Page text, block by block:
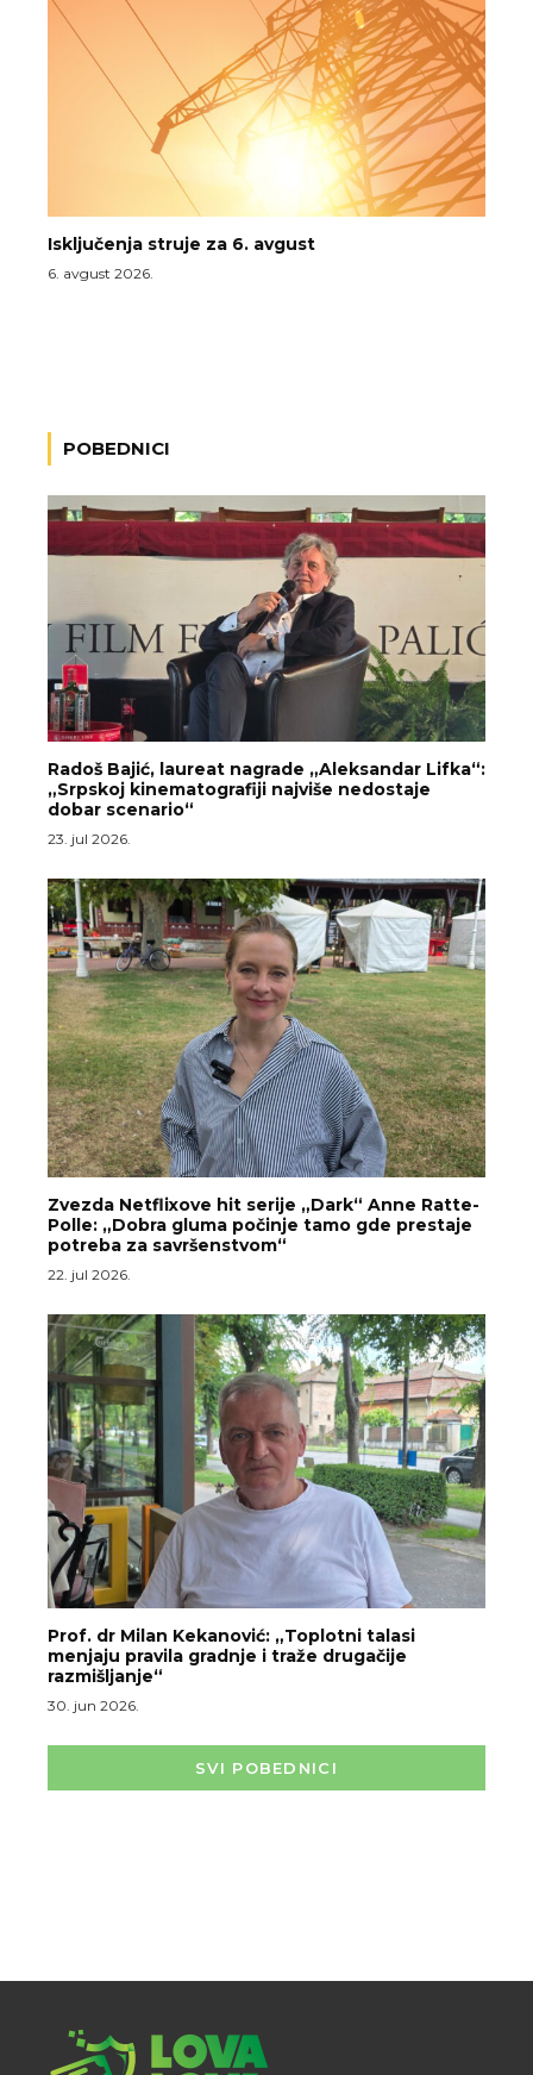
Isključenja struje za 6. avgust
6. avgust 2026.
POBEDNICI
Radoš Bajić, laureat nagrade „Aleksandar Lifka“:
„Srpskoj kinematografiji najviše nedostaje
dobar scenario“
23. jul 2026.
Zvezda Netflixove hit serije „Dark“ Anne Ratte-
Polle: „Dobra gluma počinje tamo gde prestaje
potreba za savršenstvom“
22. jul 2026.
Prof. dr Milan Kekanović: „Toplotni talasi
menjaju pravila gradnje i traže drugačije
razmišljanje“
30. jun 2026.
SVI POBEDNICI